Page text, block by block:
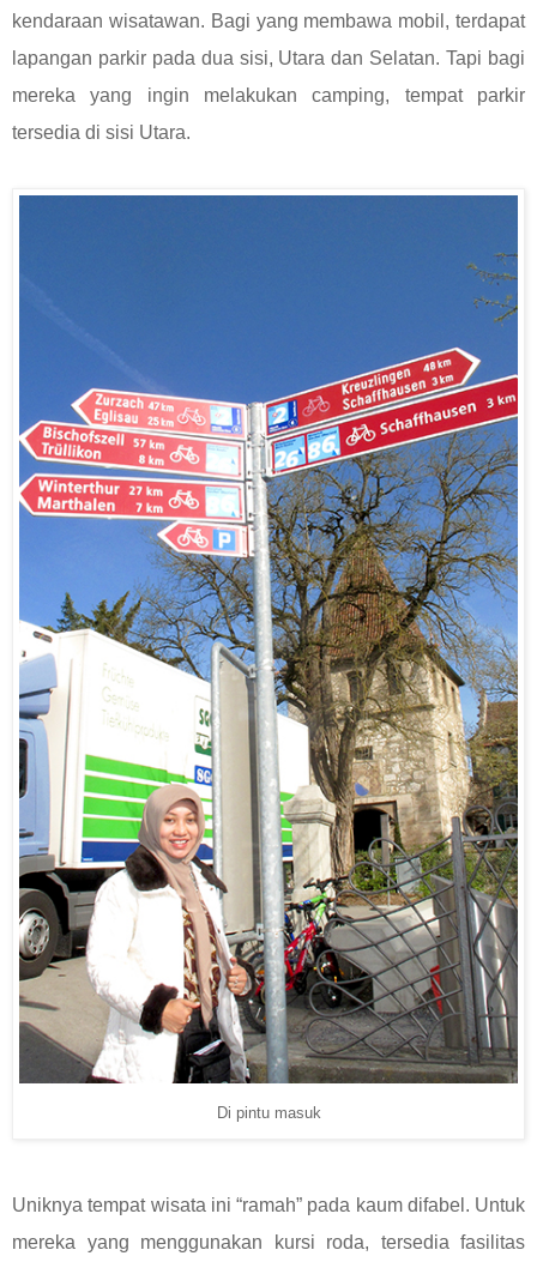
kendaraan wisatawan. Bagi yang membawa mobil, terdapat
lapangan parkir pada dua sisi, Utara dan Selatan. Tapi bagi
mereka yang ingin melakukan camping, tempat parkir
tersedia di sisi Utara.
Di pintu masuk
Uniknya tempat wisata ini “ramah” pada kaum difabel. Untuk
mereka yang menggunakan kursi roda, tersedia fasilitas